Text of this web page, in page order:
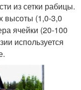
из сетки рабицы.
высоты (1,0-3,0
ячейки (20-100
используется